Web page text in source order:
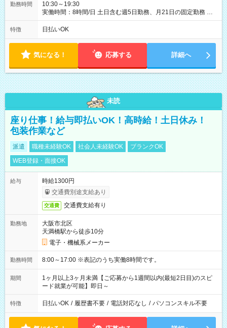
勤務時間
10:30～19:30
実働時間：8時間/日 土日含む週5日勤務、月21日の固定勤務 ※
実働8h/休憩1h勤務、残業ほぼ無し（5h/月）
特徴 日払いOK
気になる！ 応募する 詳細へ
未読
座り仕事！給与即払いOK！高時給！土日休み！
包装作業など
派遣 職種未経験OK 社会人未経験OK
ブランクOK
WEB登録・面接OK
給与
時給1300円
交通費別途支給あり
交通費 交通費支給有り
勤務地
大阪市北区
天満橋駅から徒歩10分
電子・機械系メーカー
勤務時間 8:00～17:00 ※表記のうち実働8時間です。
期間
1ヶ月以上3ヶ月未満【ご応募から1週間以内(最短2日目)のスピ
ード就業が可能】即日～
特徴 日払いOK / 履歴書不要 / 電話対応なし / パソコンスキル不要